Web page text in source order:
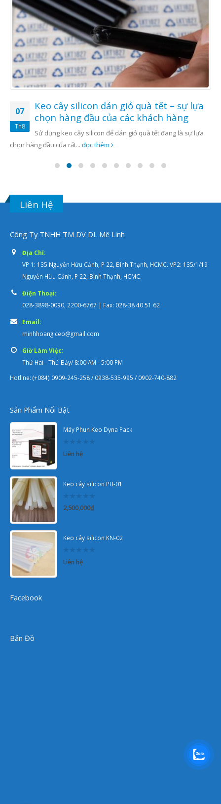
07
Th8
Keo cây silicon dán giỏ quà tết – sự lựa
chọn hàng đầu của các khách hàng
Sử dụng keo cây silicon để dán giỏ quà tết đang là sự lựa
chọn hàng đầu của rất... đọc thêm
Liên Hệ
Công Ty TNHH TM DV DL Mê Linh
Địa Chỉ:
VP 1: 135 Nguyễn Hữu Cảnh, P 22, Bình Thạnh, HCMC. VP2: 135/1/19
Nguyễn Hữu Cảnh, P 22, Bình Thạnh, HCMC.
Điện Thoại:
028-3898-0090, 2200-6767 | Fax: 028-38 40 51 62
Email:
minhhoang.ceo@gmail.com
Giờ Làm Việc:
Thứ Hai - Thứ Bảy/ 8:00 AM - 5:00 PM
Hotline: (+084) 0909-245-258 / 0938-535-995 / 0902-740-882
Sản Phẩm Nổi Bật
Máy Phun Keo Dyna Pack
0
out
Liên hệ
Keo cây silicon PH-01
out
2,500,000₫
Keo cây silicon KN-02
0
out
Liên hệ
Facebook
Bản Đồ